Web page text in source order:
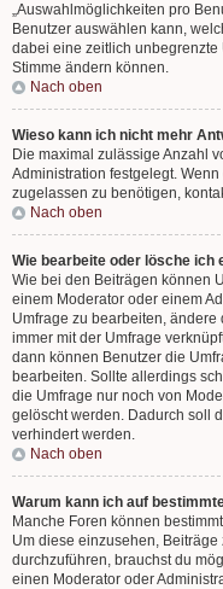
„Auswahlmöglichkeiten pro
Benutzer auswählen kann,
dabei eine zeitlich
Stimme ändern können.
Nach oben
Wieso kann ich nicht mehr
Die maximal zulässige Anzahl
Administration festgelegt.
zugelassen zu benötigen,
Nach oben
Wie bearbeite oder lösche ich
Wie bei den Beiträgen können
einem Moderator oder einem
Umfrage zu bearbeiten,
immer mit der Umfrage
dann können Benutzer die
bearbeiten. Sollte allerdings
die Umfrage nur noch von
gelöscht werden. Dadurch soll
verhindert werden.
Nach oben
Warum kann ich auf
Manche Foren können
Um diese einzusehen,
durchzuführen, brauchst du
einen Moderator oder